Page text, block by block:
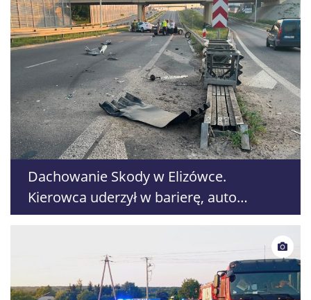
Dachowanie Skody w Elizówce.
Kierowca uderzył w barierę, auto
przewróciło się na dach